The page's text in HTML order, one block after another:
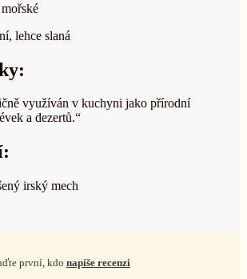
lehce slaná
využíván v kuchyni jako přírodní
a dezertů.“
irský mech
první, kdo napíše recenzi